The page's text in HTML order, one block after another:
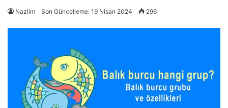
Nazlim Son Güncelleme: 19 Nisan 2024 296